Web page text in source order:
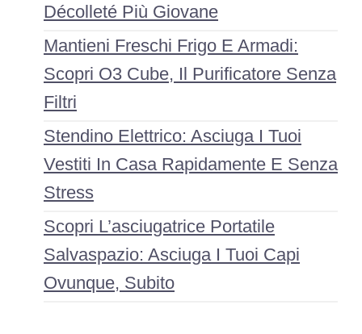
Décolleté Più Giovane
Mantieni Freschi Frigo E Armadi:
Scopri O3 Cube, Il Purificatore Senza
Filtri
Stendino Elettrico: Asciuga I Tuoi
Vestiti In Casa Rapidamente E Senza
Stress
Scopri L’asciugatrice Portatile
Salvaspazio: Asciuga I Tuoi Capi
Ovunque, Subito